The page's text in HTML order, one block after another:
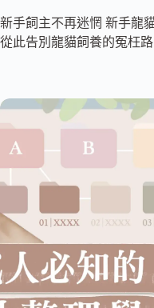
新手飼主不再迷惘 新手龍
從此告別龍貓飼養的冤枉